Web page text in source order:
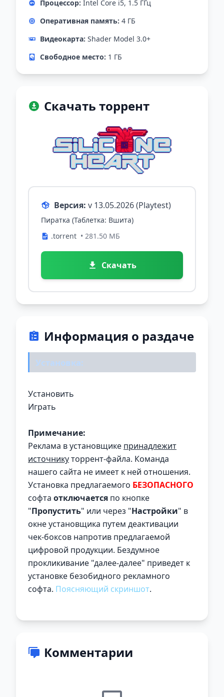
Процессор: Intel Core i5, 1.5 ГГц
Оперативная память: 4 ГБ
Видеокарта: Shader Model 3.0+
Свободное место: 1 ГБ
Скачать торрент
Версия: v 13.05.2026 (Playtest)
Пиратка (Таблетка: Вшита)
.torrent • 281.50 МБ
Скачать
Информация о раздаче
Установка:
Установить
Играть
Примечание:
Реклама в установщике принадлежит
источникуторрент-файла. Команда
нашего сайта не имеет к ней отношения.
Установка предлагаемого БЕЗОПАСНОГО
софта отключается по кнопке
"Пропустить" или через "Настройки" в
окне установщика путем деактивации
чек-боксов напротив предлагаемой
цифровой продукции. Бездумное
прокликивание "далее-далее" приведет к
установке безобидного рекламного
софта. Поясняющий скриншот.
Комментарии